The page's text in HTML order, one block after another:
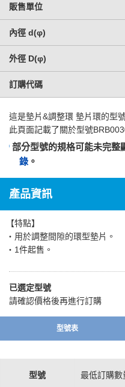
販售單位
內徑 d(φ)
外徑 D(φ)
訂購代碼
這是墊片&調整環 墊片環的型
此頁面記載了關於型號
部分型號的規格可能未完整
錄 。
產品資訊
【特點】
・用於調整間隙的環型墊片。
・1件起售。
已選定型號
請確認價格後再進行訂購
型號表
型號 最低訂購數